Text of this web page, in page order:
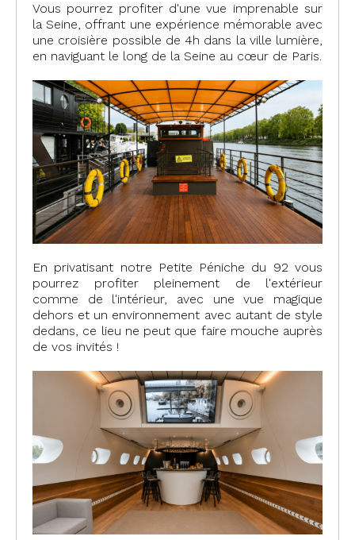
Vous pourrez profiter d'une vue imprenable sur
la Seine, offrant une expérience mémorable avec
une croisière possible de 4h dans la ville lumière,
en naviguant le long de la Seine au cœur de Paris.
En privatisant notre Petite Péniche du 92 vous
pourrez profiter pleinement de l'extérieur
comme de l'intérieur, avec une vue magique
dehors et un environnement avec autant de style
dedans, ce lieu ne peut que faire mouche auprès
de vos invités !